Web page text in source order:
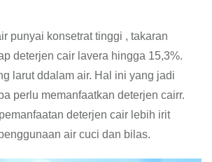
punyai konsetrat tinggi , takaran
deterjen cair lavera hingga 15,3%.
larut ddalam air. Hal ini yang jadi
perlu memanfaatkan deterjen cairr.
deterjen cair lebih irit
air cuci dan bilas.